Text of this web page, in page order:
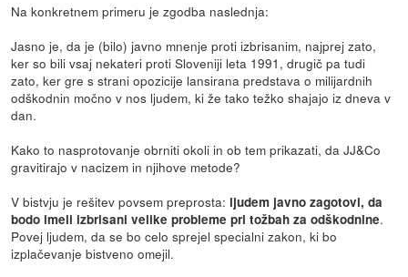
Na konkretnem primeru je zgodba naslednja:
Jasno je, da je (bilo) javno mnenje proti izbrisanim, najprej zato,
ker so bili vsaj nekateri proti Sloveniji leta 1991, drugič pa tudi
zato, ker gre s strani opozicije lansirana predstava o milijardnih
odškodnin močno v nos ljudem, ki že tako težko shajajo iz dneva v
dan.
Kako to nasprotovanje obrniti okoli in ob tem prikazati, da JJ&Co
gravitirajo v nacizem in njihove metode?
V bistvju je rešitev povsem preprosta: ljudem javno zagotovi, da
bodo imeli izbrisani velike probleme pri tožbah za odškodnine.
Povej ljudem, da se bo celo sprejel specialni zakon, ki bo
izplačevanje bistveno omejil.